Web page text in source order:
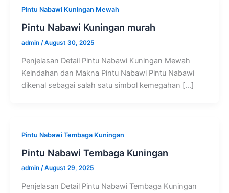
Pintu Nabawi Kuningan Mewah
Pintu Nabawi Kuningan murah
admin /August 30, 2025
Penjelasan Detail Pintu Nabawi Kuningan Mewah
Keindahan dan Makna Pintu Nabawi Pintu Nabawi
dikenal sebagai salah satu simbol kemegahan […]
Pintu Nabawi Tembaga Kuningan
Pintu Nabawi Tembaga Kuningan
admin /August 29, 2025
Penjelasan Detail Pintu Nabawi Tembaga Kuningan